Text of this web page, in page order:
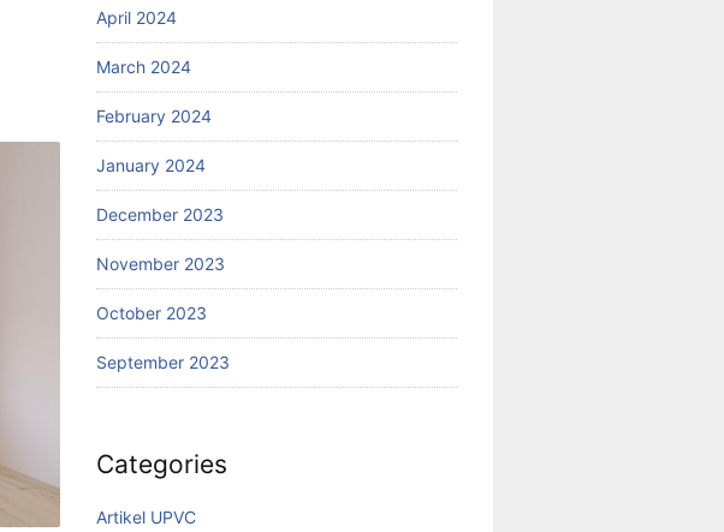
April 2024
March 2024
February 2024
January 2024
December 2023
November 2023
October 2023
September 2023
Categories
Artikel UPVC